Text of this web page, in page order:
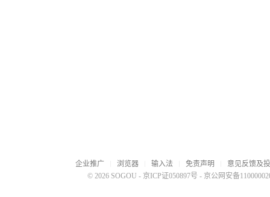
企业推广 浏览器 输入法 免责声明
意见反馈及
© 2026 SOGOU - 京ICP证050897号 - 京公网安备